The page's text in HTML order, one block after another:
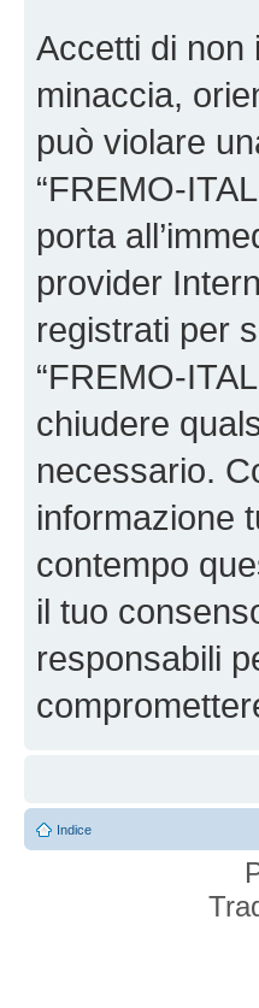
Accetti di non
minaccia,
può violare
“FREMO-
porta
provider
registrati per
“FREMO-
chiudere
necessario.
informazione
contempo
il tuo
responsabili
Indice